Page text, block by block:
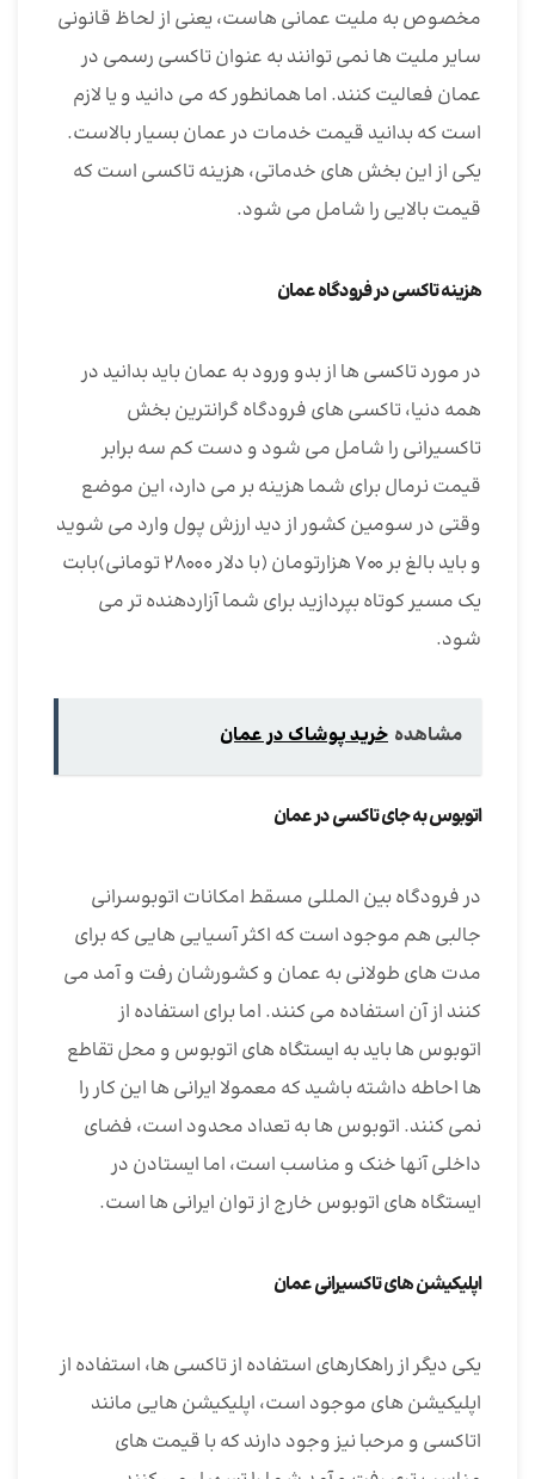
مخصوص به ملیت عمانی هاست، یعنی از لحاظ قانونی
سایر ملیت ها نمی توانند به عنوان تاکسی رسمی در
عمان فعالیت کنند. اما همانطور که می دانید و یا لازم
است که بدانید قیمت خدمات در عمان بسیار بالاست.
یکی از این بخش های خدماتی، هزینه تاکسی است که
قیمت بالایی را شامل می شود.
هزینه تاکسی در فرودگاه عمان
در مورد تاکسی ها از بدو ورود به عمان باید بدانید در
همه دنیا، تاکسی های فرودگاه گرانترین بخش
تاکسیرانی را شامل می شود و دست کم سه برابر
قیمت نرمال برای شما هزینه بر می دارد، این موضع
وقتی در سومین کشور از دید ارزش پول وارد می شوید
و باید بالغ بر ۷۰۰ هزارتومان (با دلار ۲۸۰۰۰ تومانی)بابت
یک مسیر کوتاه بپردازید برای شما آزاردهنده تر می
شود.
مشاهده خرید پوشاک در عمان
اتوبوس به جای تاکسی در عمان
در فرودگاه بین المللی مسقط امکانات اتوبوسرانی
جالبی هم موجود است که اکثر آسیایی هایی که برای
مدت های طولانی به عمان و کشورشان رفت و آمد می
کنند از آن استفاده می کنند. اما برای استفاده از
اتوبوس ها باید به ایستگاه های اتوبوس و محل تقاطع
ها احاطه داشته باشید که معمولا ایرانی ها این کار را
نمی کنند. اتوبوس ها به تعداد محدود است، فضای
داخلی آنها خنک و مناسب است، اما ایستادن در
ایستگاه های اتوبوس خارج از توان ایرانی ها است.
اپلیکیشن های تاکسیرانی عمان
یکی دیگر از راهکارهای استفاده از تاکسی ها، استفاده از
اپلیکیشن های موجود است، اپلیکیشن هایی مانند
اتاکسی و مرحبا نیز وجود دارند که با قیمت های